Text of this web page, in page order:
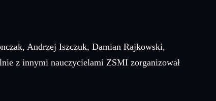
Andrzej Iszczuk, Damian Rajkowski,
z innymi nauczycielami ZSMI zorganizował